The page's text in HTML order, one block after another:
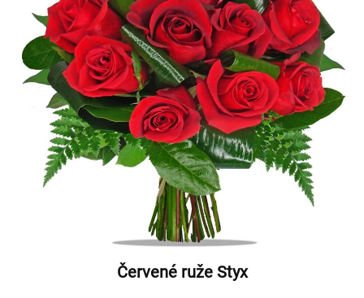
Červené ruže Styx